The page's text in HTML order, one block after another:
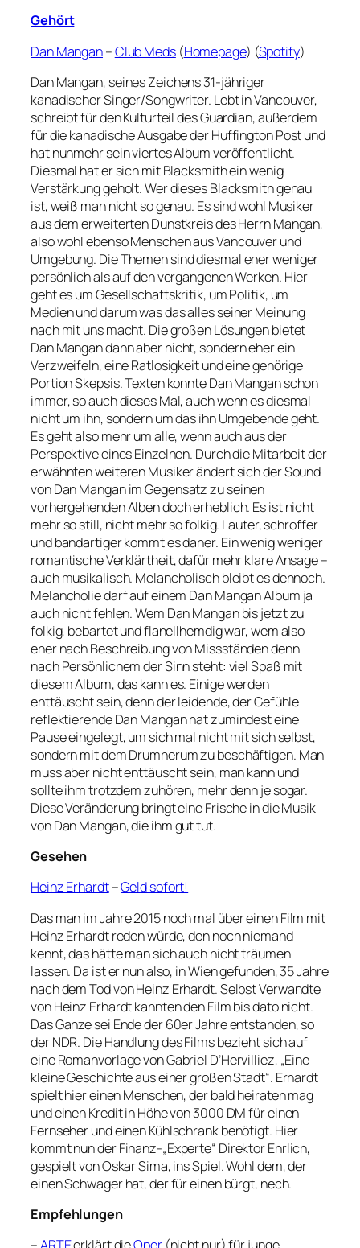
Gehört
Dan Mangan–Club Meds(Homepage) (Spotify)
Dan Mangan, seines Zeichens 31-jähriger
kanadischer Singer/Songwriter. Lebt in Vancouver,
schreibt für den Kulturteil des Guardian, außerdem
für die kanadische Ausgabe der Huffington Post und
hat nunmehr sein viertes Album veröffentlicht.
Diesmal hat er sich mit Blacksmith ein wenig
Verstärkung geholt. Wer dieses Blacksmith genau
ist, weiß man nicht so genau. Es sind wohl Musiker
aus dem erweiterten Dunstkreis des Herrn Mangan,
also wohl ebenso Menschen aus Vancouver und
Umgebung. Die Themen sind diesmal eher weniger
persönlich als auf den vergangenen Werken. Hier
geht es um Gesellschaftskritik, um Politik, um
Medien und darum was das alles seiner Meinung
nach mit uns macht. Die großen Lösungen bietet
Dan Mangan dann aber nicht, sondern eher ein
Verzweifeln, eine Ratlosigkeit und eine gehörige
Portion Skepsis. Texten konnte Dan Mangan schon
immer, so auch dieses Mal, auch wenn es diesmal
nicht um ihn, sondern um das ihn Umgebende geht.
Es geht also mehr um alle, wenn auch aus der
Perspektive eines Einzelnen. Durch die Mitarbeit der
erwähnten weiteren Musiker ändert sich der Sound
von Dan Mangan im Gegensatz zu seinen
vorhergehenden Alben doch erheblich. Es ist nicht
mehr so still, nicht mehr so folkig. Lauter, schroffer
und bandartiger kommt es daher. Ein wenig weniger
romantische Verklärtheit, dafür mehr klare Ansage –
auch musikalisch. Melancholisch bleibt es dennoch.
Melancholie darf auf einem Dan Mangan Album ja
auch nicht fehlen. Wem Dan Mangan bis jetzt zu
folkig, bebartet und flanellhemdig war, wem also
eher nach Beschreibung von Missständen denn
nach Persönlichem der Sinn steht: viel Spaß mit
diesem Album, das kann es. Einige werden
enttäuscht sein, denn der leidende, der Gefühle
reflektierende Dan Mangan hat zumindest eine
Pause eingelegt, um sich mal nicht mit sich selbst,
sondern mit dem Drumherum zu beschäftigen. Man
muss aber nicht enttäuscht sein, man kann und
sollte ihm trotzdem zuhören, mehr denn je sogar.
Diese Veränderung bringt eine Frische in die Musik
von Dan Mangan, die ihm gut tut.
Gesehen
Heinz Erhardt–Geld sofort!
Das man im Jahre 2015 noch mal über einen Film mit
Heinz Erhardt reden würde, den noch niemand
kennt, das hätte man sich auch nicht träumen
lassen. Da ist er nun also, in Wien gefunden, 35 Jahre
nach dem Tod von Heinz Erhardt. Selbst Verwandte
von Heinz Erhardt kannten den Film bis dato nicht.
Das Ganze sei Ende der 60er Jahre entstanden, so
der NDR. Die Handlung des Films bezieht sich auf
eine Romanvorlage von Gabriel D’Hervilliez, „Eine
kleine Geschichte aus einer großen Stadt“. Erhardt
spielt hier einen Menschen, der bald heiraten mag
und einen Kredit in Höhe von 3000 DM für einen
Fernseher und einen Kühlschrank benötigt. Hier
kommt nun der Finanz-„Experte“ Direktor Ehrlich,
gespielt von Oskar Sima, ins Spiel. Wohl dem, der
einen Schwager hat, der für einen bürgt, nech.
Empfehlungen